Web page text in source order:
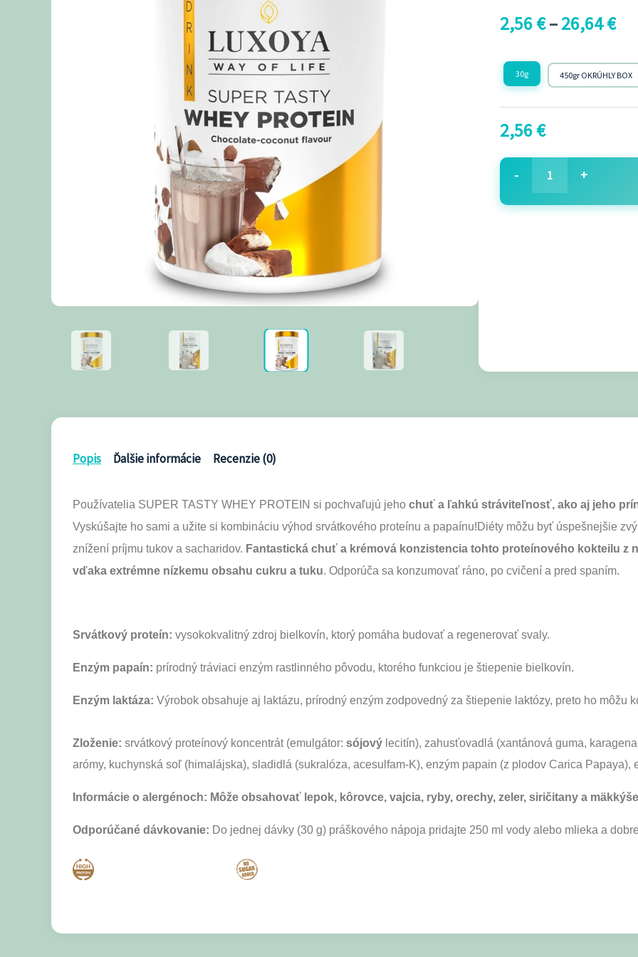
2,56€–26,64€
30g 450gr OKRÚHLY BOX
2,56€
-
PREMIUM
WHITE
FRUIT
ITALIAN
30g,450g
Chocolate-
Coconut
+
Popis Ďalšie informácie Recenzie (0)
Používatelia SUPER TASTY WHEY PROTEIN si pochvaľujú jeho chuť a ľahkú stráviteľnosť, ako aj jeho
Vyskúšajte ho sami a užite si kombináciu výhod srvátkového proteínu a papaínu!Diéty môžu byť úspešnejšie
znížení príjmu tukov a sacharidov. Fantastická chuť a krémová konzistencia tohto proteínového kokteilu z
vďaka extrémne nízkemu obsahu cukru a tuku. Odporúča sa konzumovať ráno, po cvičení a pred spaním.
Srvátkový proteín: vysokokvalitný zdroj bielkovín, ktorý pomáha budovať a regenerovať svaly.
Enzým papaín: prírodný tráviaci enzým rastlinného pôvodu, ktorého funkciou je štiepenie bielkovín.
Enzým laktáza: Výrobok obsahuje aj laktázu, prírodný enzým zodpovedný za štiepenie laktózy, preto ho môžu
Zloženie: srvátkový proteínový koncentrát (emulgátor: sójový lecitín), zahusťovadlá (xantánová guma,
arómy, kuchynská soľ (himalájska), sladidlá (sukralóza, acesulfam-K), enzým papain (z plodov Carica Papaya),
Informácie o alergénoch: Môže obsahovať lepok, kôrovce, vajcia, ryby, orechy, zeler, siričitany a
Odporúčané dávkovanie: Do jednej dávky (30 g) práškového nápoja pridajte 250 ml vody alebo mlieka a